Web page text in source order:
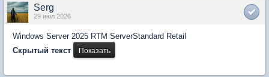
Serg
29 июл 2026
Windows Server 2025 RTM ServerStandard Retail
Скрытый текст